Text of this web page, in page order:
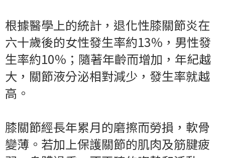
根據醫學上的統計，退化性膝關節炎在
六十歲後的女性發生率約13％，男性發
生率約10％；隨著年齡而增加，年紀越
大，關節液分泌相對減少，發生率就越
高。
膝關節經長年累月的磨擦而勞損，軟骨
變薄。若加上保護關節的肌肉及筋腱疲